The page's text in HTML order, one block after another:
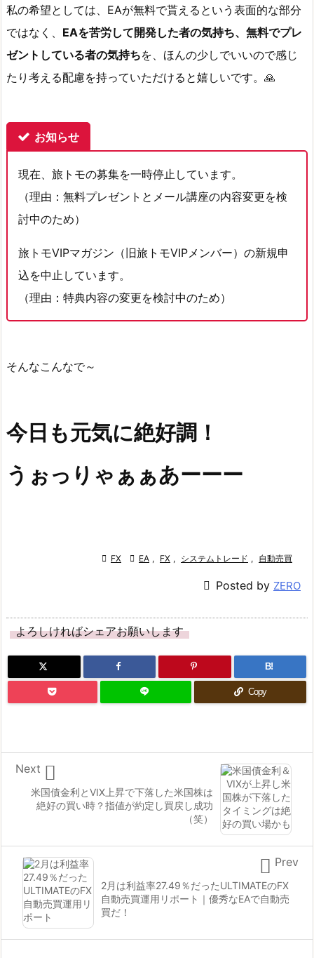
私の希望としては、EAが無料で貰えるという表面的な部分
ではなく、 EAを苦労して開発した者の気持ち、無料でプレ
ゼントしている者の気持ちを、 ほんの少しでいいので感じ
たり考える配慮を持っていただけると嬉しいです。🙏
お知らせ
現在、旅トモの募集を一時停止しています。
（理由：無料プレゼントとメール講座の内容変更を検
討中のため）
旅トモVIPマガジン（旧旅トモVIPメンバー）の新規申
込を中止しています。
（理由：特典内容の変更を検討中のため）
そんなこんなで～
今日も元気に絶好調 ！
うぉっりゃぁぁあーーー
 FX  EA , FX , システムトレード , 自動売買
 Posted by ZERO
よろしければシェアお願いします
B!
Copy
米国債金利とVIX上昇で下落した米国株は
絶好の買い時？指値が約定し買戻し成功
（笑）

Next
2月は利益率27.49％だったULTIMATEのFX
自動売買運用リポート｜優秀なEAで自動売
買だ！
 Prev